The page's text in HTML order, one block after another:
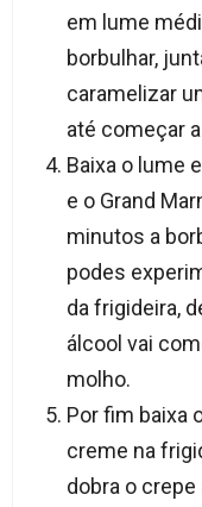
em lume
borbulhar,
caramelizar
até começar
Baixa o lume
e o Grand
minutos a
podes
da frigideira,
álcool vai
molho.
Por fim baixa
creme na
dobra o